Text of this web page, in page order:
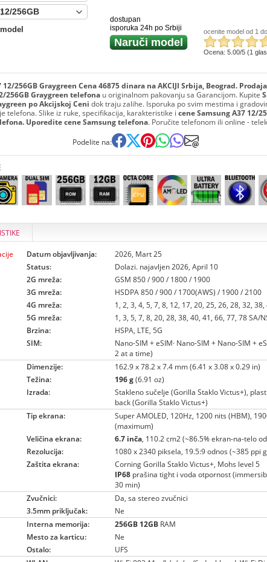
dostupan
isporuka 24h po Srbiji
Naruči model
ocenite model od 1
Ocena: 5.00/5 (1
12/256GB Graygreen Cena 46875 dinara na AKCIJI Srbija, Beograd.
256GB Graygreen telefona u originalnom pakovanju sa Garancijom. Kupite
po Akcijskoj Ceni dok traju zalihe. Isporuka po svim mestima i
telefona. Slike iz ruke, specifikacija, karakteristike i cene Samsung A37 12/
Uporedite cene Samsung telefona. Poručite telefonom ili online -
Podelite na:
Datum objavljivanja:
2026, Mart 25
Status:
Dolazi. najavljen 2026, April 10
2G mreža:
GSM 850 / 900 / 1800 / 1900
3G mreža:
HSDPA 850 / 900 / 1700(AWS) / 1900 / 2100
4G mreža:
1, 2, 3, 4, 5, 7, 8, 12, 17, 20, 25, 26, 28, 32,
5G mreža:
1, 3, 5, 7, 8, 20, 28, 38, 40, 41, 66, 77, 78 SA/
Brzina:
HSPA, LTE, 5G
SIM:
Nano-SIM + eSIM· Nano-SIM + Nano-SIM +
2 at a time)
Dimenzije:
162.9 x 78.2 x 7.4 mm (6.41 x 3.08 x 0.29 in)
Težina:
196 g(6.91 oz)
Izrada:
Stakleno sučelje (Gorilla Staklo Victus+),
back (Gorilla Staklo Victus+)
Tip ekrana:
Super AMOLED, 120Hz, 1200 nits (HBM),
(maximum)
Veličina ekrana:
6.7 inča, 110.2 cm2 (~86.5% ekran-na-telo
Rezolucija:
1080 x 2340 piksela, 19.5:9 odnos (~385 ppi
Zaštita ekrana:
Corning Gorilla Staklo Victus+, Mohs level 5
IP68 prašina tight i voda otpornost
30 min)
Zvučnici:
Da, sa stereo zvučnici
3.5mm priključak:
Ne
Interna memorija: 256GB 12GB RAM
Mesto za karticu:
Ne
Ostalo:
UFS